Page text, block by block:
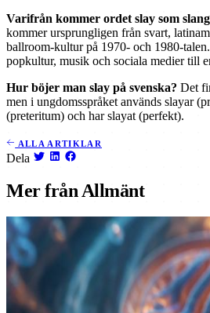
Varifrån kommer ordet slay som
kommer ursprungligen från svart,
ballroom-kultur på 1970- och 1980-
popkultur, musik och sociala medier till
Hur böjer man slay på svenska? Det
men i ungdomsspråket används slayar
(preteritum) och har slayat (perfekt).
ALLA ARTIKLAR
Dela
Mer från Allmänt